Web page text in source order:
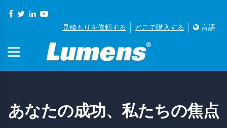
見積もりを依頼する どこで購入する 言語
あなたの成功、私たちの焦点